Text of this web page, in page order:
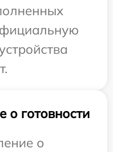
готовности
о